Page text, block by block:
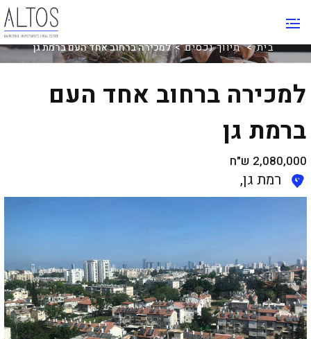
בית > תיווך נכסים > למכירה ברחוב אחד העם ברמת גן
למכירה ברחוב אחד העם
ברמת גן
2,080,000 ש"ח
רמת גן,